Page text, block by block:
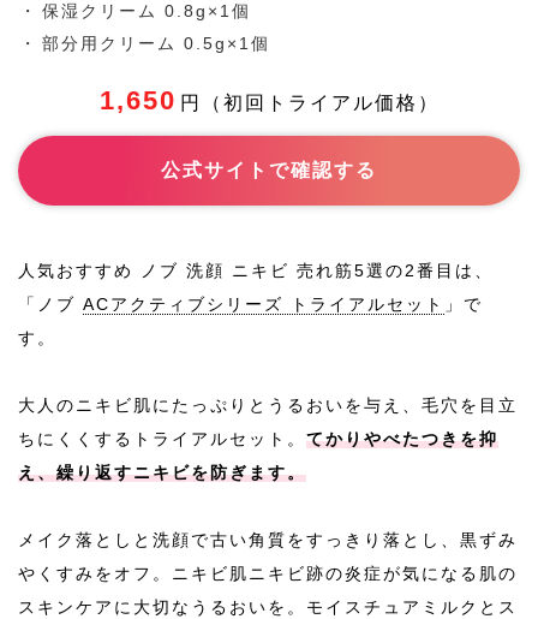
公式HP https://noevirgroup.jp/nov/g/g51926/
保湿クリーム 0.8g×1個
部分用クリーム 0.5g×1個
1,650 円（初回トライアル価格）
公式サイトで確認する
人気おすすめ ノブ 洗顔 ニキビ 売れ筋5選の2番目は、
「ノブ ACアクティブシリーズ トライアルセット
」で
す。
大人のニキビ肌にたっぷりとうるおいを与え、毛穴を目立
ちにくくするトライアルセット。 てかりやべたつきを抑
え、繰り返すニキビを防ぎます。
メイク落としと洗顔で古い角質をすっきり落とし、黒ずみ
やくすみをオフ。ニキビ肌ニキビ跡の炎症が気になる肌の
スキンケアに大切なうるおいを。モイスチュアミルクとス